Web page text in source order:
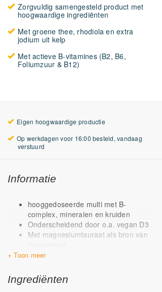
Zorgvuldig samengesteld product met
hoogwaardige ingrediënten
Met groene thee, rhodiola en extra
jodium uit kelp
Met actieve B-vitamines (B2, B6,
Foliumzuur & B12)
Eigen hoogwaardige productie
Op werkdagen voor 16:00 besteld, vandaag
verstuurd
Informatie
hooggedoseerde multi met B-
complex, mineralen en kruiden
Onderscheidend door o.a. vegan D3
Met magnesiumtauraat als bron van
Met vitamine K1 & K2
B12 Adenocobalamine en
methylcoalbumine
Ingrediënten